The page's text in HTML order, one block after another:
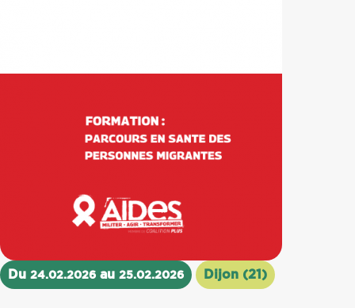
Du 24.02.2026 au 25.02.2026 Dijon (21)